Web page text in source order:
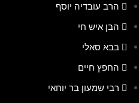
הרב עובדיה יוסף
הבן איש חי
בבא סאלי
החפץ חיים
רבי שמעון בר יוחאי